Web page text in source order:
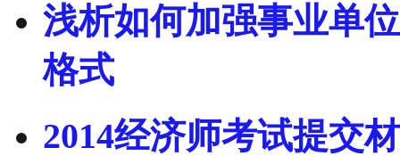
浅析如何加强事业单
格式
2014经济师考试提交